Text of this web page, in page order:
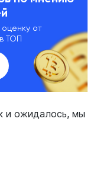
от
ТОП
и ожидалось, мы